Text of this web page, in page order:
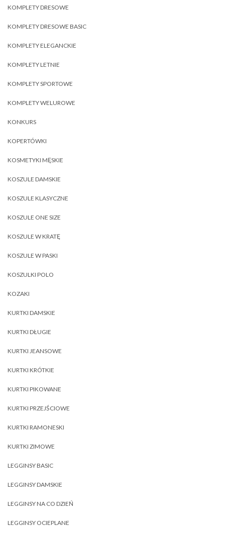
KOMPLETY DRESOWE
KOMPLETY DRESOWE BASIC
KOMPLETY ELEGANCKIE
KOMPLETY LETNIE
KOMPLETY SPORTOWE
KOMPLETY WELUROWE
KONKURS
KOPERTÓWKI
KOSMETYKI MĘSKIE
KOSZULE DAMSKIE
KOSZULE KLASYCZNE
KOSZULE ONE SIZE
KOSZULE W KRATĘ
KOSZULE W PASKI
KOSZULKI POLO
KOZAKI
KURTKI DAMSKIE
KURTKI DŁUGIE
KURTKI JEANSOWE
KURTKI KRÓTKIE
KURTKI PIKOWANE
KURTKI PRZEJŚCIOWE
KURTKI RAMONESKI
KURTKI ZIMOWE
LEGGINSY BASIC
LEGGINSY DAMSKIE
LEGGINSY NA CO DZIEŃ
LEGGINSY OCIEPLANE